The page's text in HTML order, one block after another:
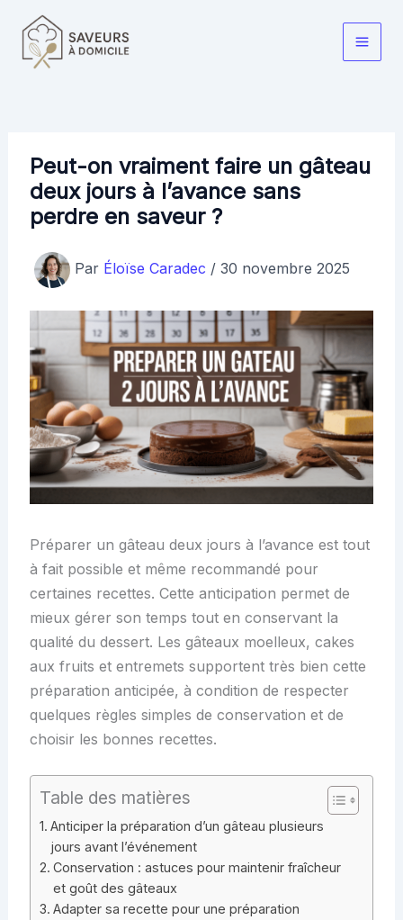
contenu
Main
Peut-on vraiment faire un gâteau
deux jours à l’avance sans
perdre en saveur ?
Par Éloïse Caradec / 30 novembre 2025
Préparer un gâteau deux jours à l’avance est tout
à fait possible et même recommandé pour
certaines recettes. Cette anticipation permet de
mieux gérer son temps tout en conservant la
qualité du dessert. Les gâteaux moelleux, cakes
aux fruits et entremets supportent très bien cette
préparation anticipée, à condition de respecter
quelques règles simples de conservation et de
choisir les bonnes recettes.
Table des matières
Anticiper la préparation d’un gâteau plusieurs
jours avant l’événement
Conservation : astuces pour maintenir fraîcheur
et goût des gâteaux
Adapter sa recette pour une préparation